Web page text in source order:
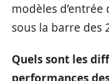
modèles
sous la barre des
Quels sont les